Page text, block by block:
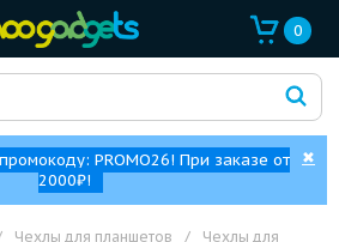
0
PROMO26! При заказе от
2000₽!
✖
Чехлы для планшетов /
Чехлы для